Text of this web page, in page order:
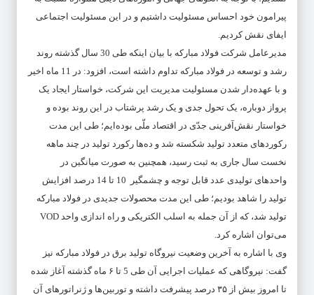
پیرامون خود احساس مسئولیت داشتیم و در این مسئولیت اجتماعی
ایفای نقش کردیم.
مدیرعامل شرکت فولاد مبارکه با بیان اینکه‌ طی 30 سال گذشته روند
رشد و توسعه در فولاد مبارکه تداوم داشته است، افزود: در 11 ماه اخیر
و با عهده‌دار شدن مسئولیت مدیریت این شرکت، خواستار ایجاد یک
پرواز دوباره، یک تحول جدی و یک رشد پرشتاب در این روند بوده و
خواستار نقش‌آفرینی جدّی در اقتصاد ملّی بوده‌ایم؛ طی این مدت
رکوردهای متعدد تولید شکسته شد و ده‌ها رکورد تولید در چند ماهه
نخست سال جاری به ثبت رسید، همچنین به صورت میانگین در
واحدهای تولیدی عدد قابل توجه و چشمگیر 10 تا 14 درصد افزایش
تولید را شاهد بودیم؛ طی این مدت محصولات جدیدی در فولاد مبارکه
تولید شد، که از آن جمله به اسلب الکتریکی و راه اندازی واحد VOD
می‌توان اشاره کرد.
وی با اشاره به آخرین وضعیت نیروگاه تولید برق در فولاد مبارکه نیز
گفت: نیروگاهی که عملیات اجرایی آن طی 5 تا ۶ ماه گذشته آغاز شده
تا امروز بیش از ۳۵ درصد پیشرفت داشته و توربین‌ها و ژنراتورهای آن